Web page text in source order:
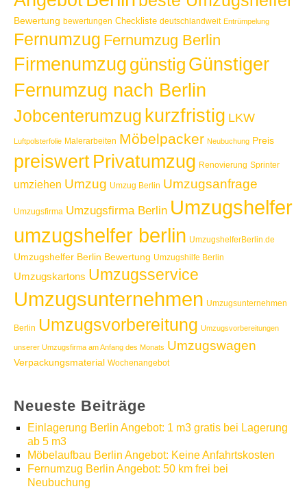
Bewertung bewertungen Checkliste deutschlandweit Entrümpelung
Fernumzug Fernumzug Berlin
Firmenumzug günstig Günstiger
Fernumzug nach Berlin
Jobcenterumzug kurzfristig LKW
Luftpolsterfolie Malerarbeiten Möbelpacker Neubuchung Preis
preiswert Privatumzug Renovierung Sprinter
umziehen Umzug Umzug Berlin Umzugsanfrage
Umzugsfirma Umzugsfirma Berlin Umzugshelfer
umzugshelfer berlin UmzugshelferBerlin.de
Umzugshelfer Berlin Bewertung Umzugshilfe Berlin
Umzugskartons Umzugsservice
Umzugsunternehmen Umzugsunternehmen
Berlin Umzugsvorbereitung Umzugsvorbereitungen
unserer Umzugsfirma am Anfang des Monats Umzugswagen
Verpackungsmaterial Wochenangebot
Neueste Beiträge
Einlagerung Berlin Angebot: 1 m3 gratis bei Lagerung
ab 5 m3
Möbelaufbau Berlin Angebot: Keine Anfahrtskosten
Fernumzug Berlin Angebot: 50 km frei bei
Neubuchung